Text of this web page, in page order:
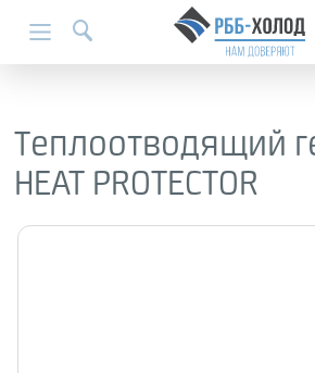
Теплоотводящий
HEAT PROTECTOR